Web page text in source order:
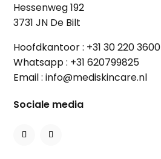
Hessenweg 192
3731 JN De Bilt
Hoofdkantoor : +31 30 220 3600
Whatsapp : +31 620799825
Email : info@mediskincare.nl
Sociale media